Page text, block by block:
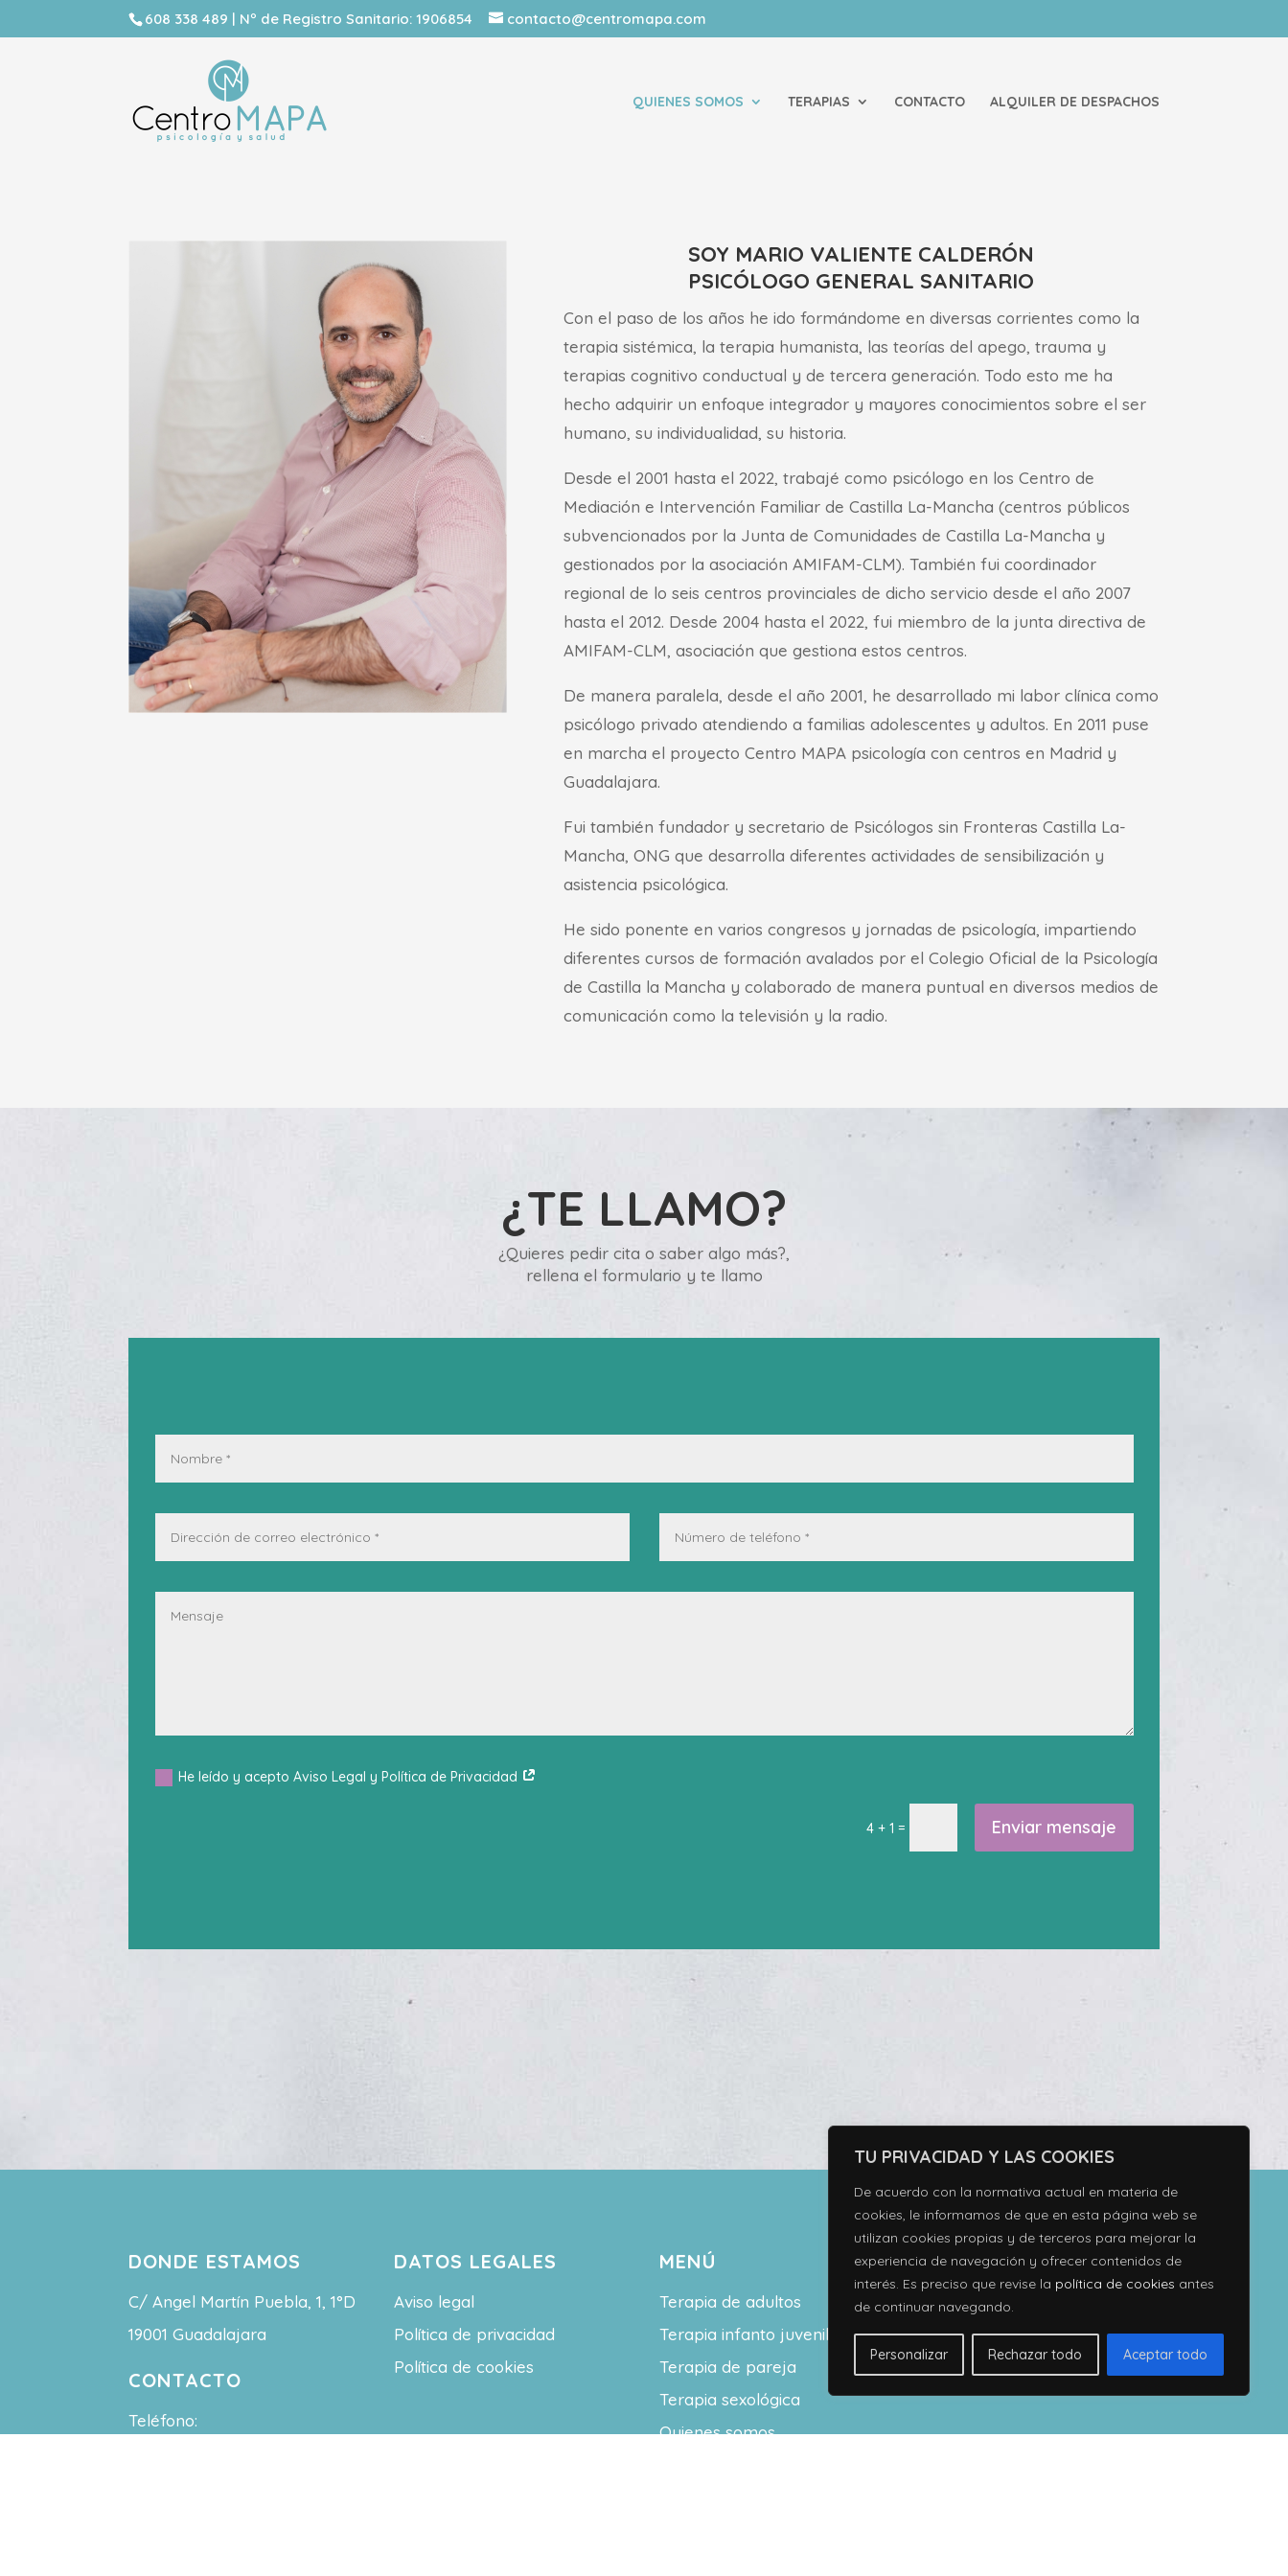
TU PRIVACIDAD Y LAS COOKIES
De acuerdo con la normativa actual en materia de
cookies, le informamos de que en esta página web se
utilizan cookies propias y de terceros para mejorar la
experiencia de navegación y ofrecer contenidos de
interés. Es preciso que revise la política de cookies antes
de continuar navegando.
Personalizar Rechazar todo Aceptar todo
608 338 489 | Nº de Registro Sanitario: 1906854 contacto@centromapa.com
QUIENES SOMOS TERAPIAS CONTACTO ALQUILER DE DESPACHOS
SOY MARIO VALIENTE CALDERÓN
PSICÓLOGO GENERAL SANITARIO
Con el paso de los años he ido formándome en diversas corrientes como la
terapia sistémica, la terapia humanista, las teorías del apego, trauma y
terapias cognitivo conductual y de tercera generación. Todo esto me ha
hecho adquirir un enfoque integrador y mayores conocimientos sobre el ser
humano, su individualidad, su historia.
Desde el 2001 hasta el 2022, trabajé como psicólogo en los Centro de
Mediación e Intervención Familiar de Castilla La-Mancha (centros públicos
subvencionados por la Junta de Comunidades de Castilla La-Mancha y
gestionados por la asociación AMIFAM-CLM). También fui coordinador
regional de lo seis centros provinciales de dicho servicio desde el año 2007
hasta el 2012. Desde 2004 hasta el 2022, fui miembro de la junta directiva de
AMIFAM-CLM, asociación que gestiona estos centros.
De manera paralela, desde el año 2001, he desarrollado mi labor clínica como
psicólogo privado atendiendo a familias adolescentes y adultos. En 2011 puse
en marcha el proyecto Centro MAPA psicología con centros en Madrid y
Guadalajara.
Fui también fundador y secretario de Psicólogos sin Fronteras Castilla La-
Mancha, ONG que desarrolla diferentes actividades de sensibilización y
asistencia psicológica.
He sido ponente en varios congresos y jornadas de psicología, impartiendo
diferentes cursos de formación avalados por el Colegio Oficial de la Psicología
de Castilla la Mancha y colaborado de manera puntual en diversos medios de
comunicación como la televisión y la radio.
¿TE LLAMO?
¿Quieres pedir cita o saber algo más?,
rellena el formulario y te llamo
He leído y acepto Aviso Legal y Política de Privacidad
4 + 1 = Enviar mensaje
DONDE ESTAMOS
C/ Angel Martín Puebla, 1, 1°D
19001 Guadalajara
CONTACTO
Teléfono:
DATOS LEGALES
Aviso legal
Política de privacidad
Política de cookies
MENÚ
Terapia de adultos
Terapia infanto juvenil
Terapia de pareja
Terapia sexológica
Quienes somos
TE LLAMAMOS
RELLENA EL FORMULARIO